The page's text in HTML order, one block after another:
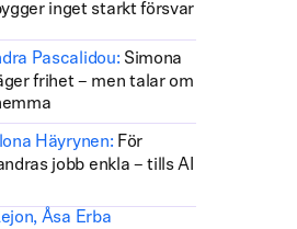
inget starkt försvar
Pascalidou: Simona
frihet – men talar om
Häyrynen: För
jobb enkla – tills AI
Åsa Erba